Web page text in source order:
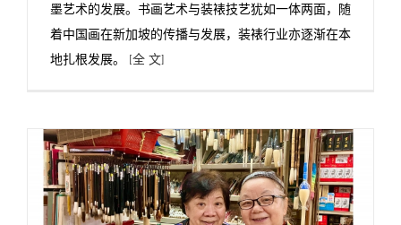
墨艺术的发展。书画艺术与装裱技艺犹如一体两面，随
着中国画在新加坡的传播与发展，装裱行业亦逐渐在本
地扎根发展。 [全 文]